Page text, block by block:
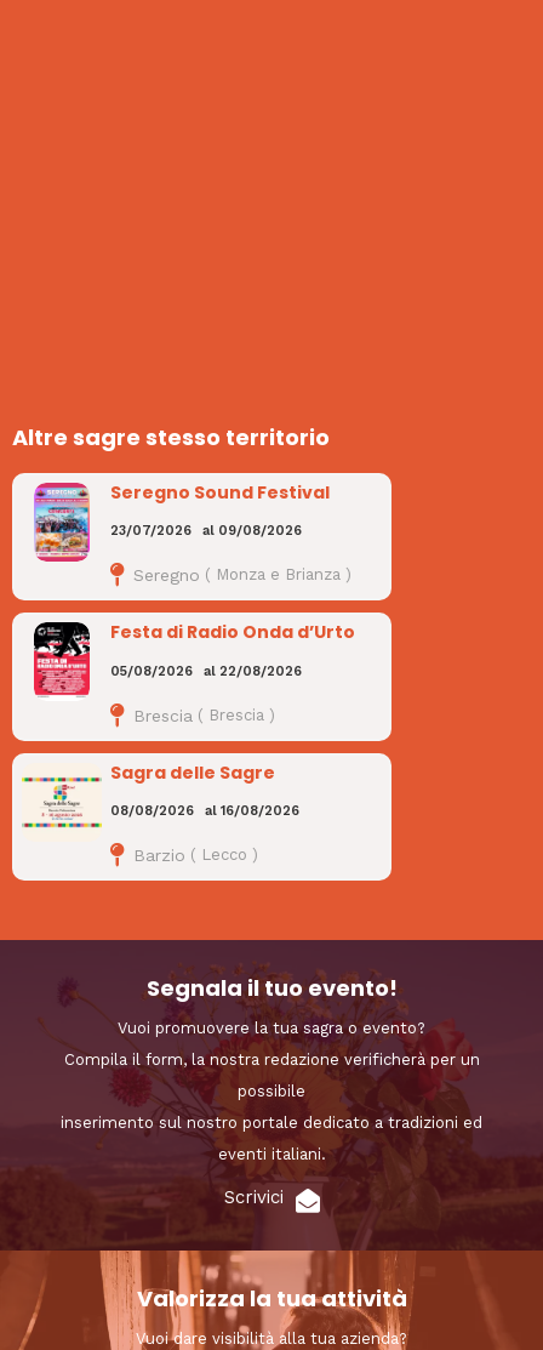
Altre sagre stesso territorio
Seregno Sound Festival
23/07/2026 al 09/08/2026
Seregno ( Monza e Brianza)
Festa di Radio Onda d’Urto
05/08/2026 al 22/08/2026
Brescia ( Brescia )
Sagra delle Sagre
08/08/2026 al 16/08/2026
Barzio ( Lecco )
Segnala il tuo evento!
Vuoi promuovere la tua sagra o evento?
Compila il form, la nostra redazione verificherà per un
possibile
inserimento sul nostro portale dedicato a tradizioni ed
eventi italiani.
Scrivici
Valorizza la tua attività
Vuoi dare visibilità alla tua azienda?